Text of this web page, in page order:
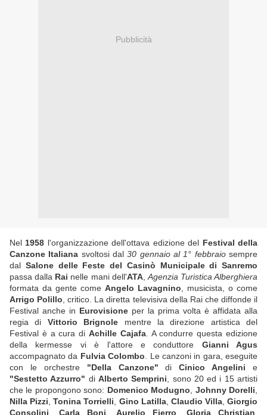
Pubblicità
Nel 1958 l'organizzazione dell'ottava edizione del Festival della
Canzone Italiana svoltosi dal30 gennaio al 1° febbraiosempre
dal Salone delle Feste del Casinò Municipale di Sanremo
passa dalla Rai nelle mani dell'ATA, Agenzia Turistica Alberghiera
formata da gente come Angelo Lavagnino , musicista, o come
Arrigo Polillo , critico. La diretta televisiva della Rai che diffonde il
Festival anche in Eurovisione per la prima volta è affidata alla
regia di Vittorio Brignole mentre la direzione artistica del
Festival è a cura di Achille Cajafa. A condurre questa edizione
della kermesse vi è l'attore e conduttore Gianni Agus
accompagnato da Fulvia Colombo . Le canzoni in gara, eseguite
con le orchestre "Della Canzone" diCinico Angelini e
"Sestetto Azzurro" di Alberto Semprini , sono 20 ed i 15 artisti
che le propongono sono: Domenico Modugno Johnny Dorelli
Nilla Pizzi ,Tonina Torrielli Gino Latilla, Claudio Villa, Giorgio
Consolini
Carla Boni Aurelio Fierro Gloria Christian